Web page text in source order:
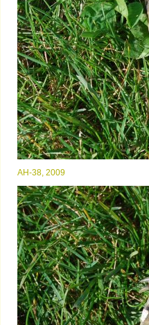
AH-38, 2009